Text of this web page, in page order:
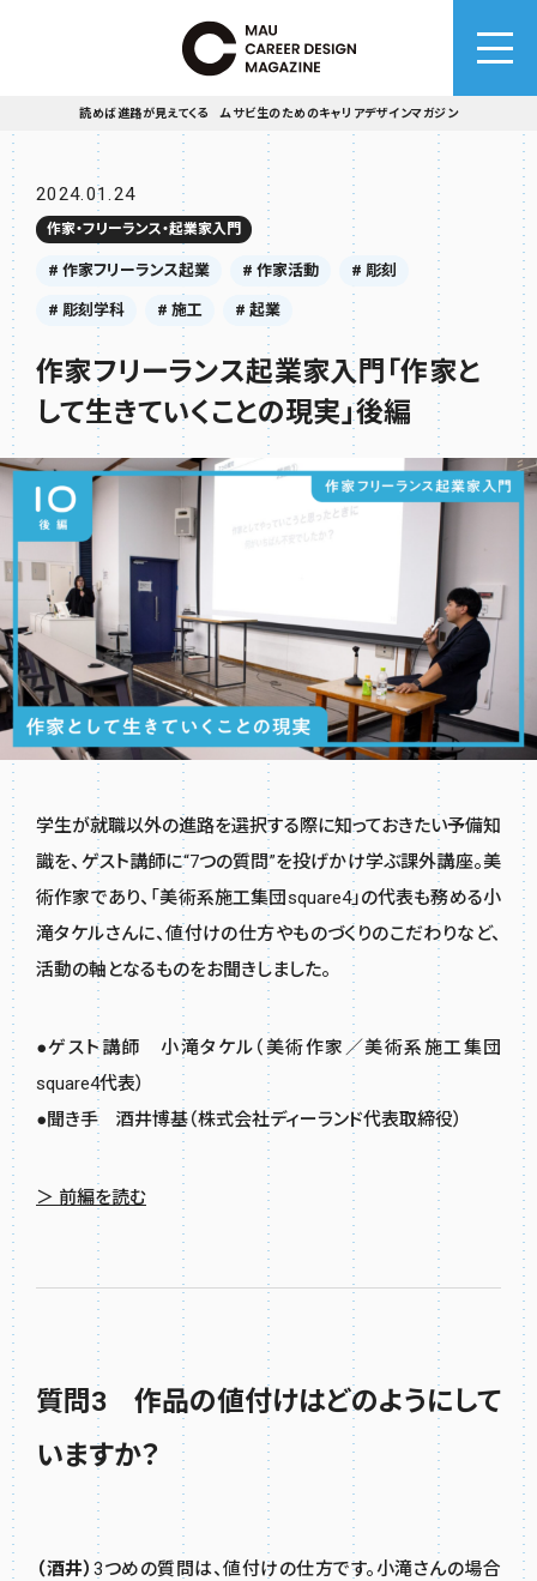
読めば進路が見えてくる ムサビ生のためのキャリアデザインマガジン
2024.01.24
作家・フリーランス・起業家入門
# 作家フリーランス起業 # 作家活動 # 彫刻
# 彫刻学科 # 施工 # 起業
作家フリーランス起業家入門「作家と
して生きていくことの現実」後編
学生が就職以外の進路を選択する際に知っておきたい予備知
識を、ゲスト講師に“7つの質問”を投げかけ学ぶ課外講座。美
術作家であり、「美術系施工集団square4」の代表も務める小
滝タケルさんに、値付けの仕方やものづくりのこだわりなど、
活動の軸となるものをお聞きしました。
●ゲスト講師 小滝タケル（美術作家／美術系施工集団
square4代表）
●聞き手 酒井博基（株式会社ディーランド代表取締役）
＞ 前編を読む
質問3 作品の値付けはどのようにして
いますか？
（酒井）3つめの質問は、値付けの仕方です。小滝さんの場合